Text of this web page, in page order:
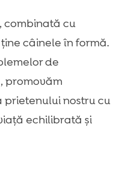
combinată cu
câinele în formă.
de
promovăm
nostru cu
echilibrată și